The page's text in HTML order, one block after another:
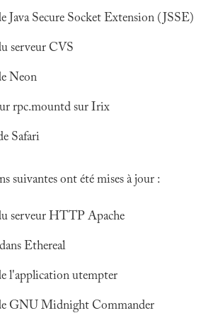
Java Secure Socket Extension (JSSE)
serveur CVS
Neon
rpc.mountd sur Irix
Safari
suivantes ont été mises à jour :
serveur HTTP Apache
Ethereal
l'application utempter
GNU Midnight Commander